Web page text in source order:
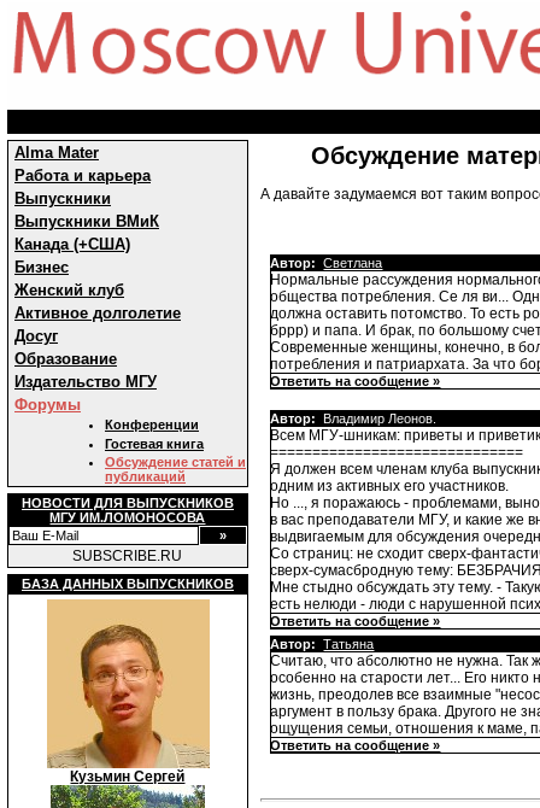
Alma Mater
Работа и карьера
Выпускники
Выпускники ВМиК
Канада (+США)
Бизнес
Женский клуб
Активное долголетие
Досуг
Образование
Издательство МГУ
Форумы
Конференции
Гостевая книга
Обсуждение статей и
публикаций
НОВОСТИ ДЛЯ ВЫПУСКНИКОВ
МГУ ИМ.ЛОМОНОСОВА
SUBSCRIBE.RU
БАЗА ДАННЫХ ВЫПУСКНИКОВ
Кузьмин Сергей
Обсуждение
А давайте задумаемся вот таким
Автор: Светлана
Нормальные рассуждения
общества потребления. Се ля ви...
должна оставить потомство. То есть
бррр) и папа. И брак, по большому
Современные женщины, конечно, в
потребления и патриархата. За что
Ответить на сообщение »
Автор: Владимир Леонов.
Всем МГУ-шникам: приветы и
==============================
Я должен всем членам клуба
одним из активных его участников.
Но ..., я поражаюсь - проблемами,
в вас преподаватели МГУ, и какие же
выдвигаемым для обсуждения
Со страниц: не сходит сверх-
сверх-сумасбродную тему:
Мне стыдно обсуждать эту тему. -
есть нелюди - люди с нарушенной
Ответить на сообщение »
Автор:
Татьяна
Считаю, что абсолютно не нужна. Так
особенно на старости лет... Его
жизнь, преодолев все взаимные
аргумент в пользу брака. Другого не
ощущения семьи, отношения к маме,
Ответить на сообщение »